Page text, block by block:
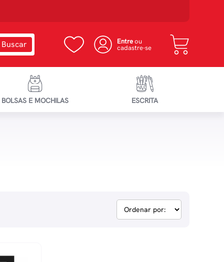
Entreou
cadastre-se
BOLSAS E MOCHILAS ESCRITA